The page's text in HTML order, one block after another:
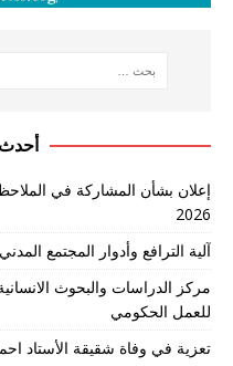
أحدث
2026
آلية الترافع وأدوار المجتمع
مركز الدراسات والبحوث
للعمل الحكومي
تعزية في وفاة شقيقة الأستاد